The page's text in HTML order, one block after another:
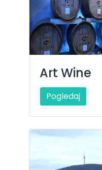
Art Wine
Pogledaj